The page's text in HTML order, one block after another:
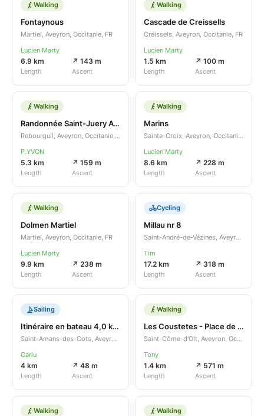
Walking
Fontaynous
Martiel, Aveyron, Occitanie, FR
Lucien Marty
6.9 km
Length
↗ 143 m
Ascent
Walking
Cascade de Creissells
Creissels, Aveyron, Occitanie, FR
Lucien Marty
1.5 km
Length
↗ 100 m
Ascent
Walking
Randonnée Saint-Juery Aveyron
Rebourguil, Aveyron, Occitanie, FR
P.YVON
5.3 km
Length
↗ 159 m
Ascent
Walking
Marins
Sainte-Croix, Aveyron, Occitanie, FR
Lucien Marty
8.6 km
Length
↗ 228 m
Ascent
Walking
Dolmen Martiel
Martiel, Aveyron, Occitanie, FR
Lucien Marty
9.9 km
Length
↗ 238 m
Ascent
Cycling
Millau nr 8
Saint-André-de-Vézines, Aveyron, Occitanie, FR
Tim
17.2 km
Length
↗ 318 m
Ascent
Sailing
Itinéraire en bateau 4,0 km 20/06/2022
Saint-Amans-des-Cots, Aveyron, Occitanie, FR
Carlu
4 km
Length
↗ 48 m
Ascent
Walking
Les Coustetes - Place de la Porte Théron
Saint-Côme-d'Olt, Aveyron, Occitanie, FR
Tony
1.4 km
Length
↗ 571 m
Ascent
Walking Walking